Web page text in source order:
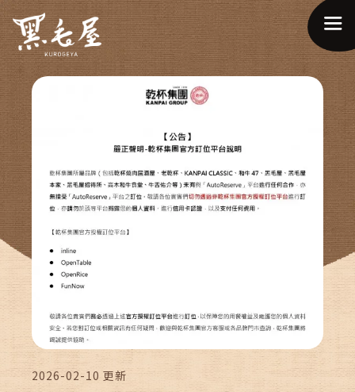
關於品牌
ABOUT US
菜單介紹
MENU & DRINKS
人才招募
RECRUITS
過敏原資訊
ALLERGEN INFO
2026-02-10 更新